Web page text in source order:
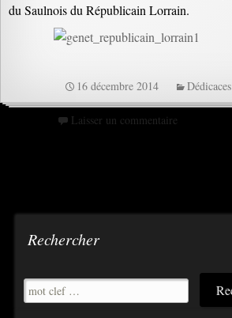
du Saulnois du Républicain Lorrain.
16 décembre 2014 Dédicaces
Laisser un commentaire
Rechercher